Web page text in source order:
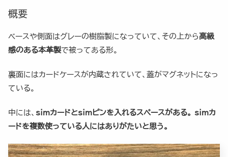
概要
ベースや側面はグレーの樹脂製になっていて、その上から 高級
感のある本革製で被ってある形。
裏面にはカードケースが内蔵されていて、蓋がマグネットになっ
ている。
中には、 simカードとsimピンを入れるスペースがある。 simカ
ードを複数使っている人にはありがたいと思う。